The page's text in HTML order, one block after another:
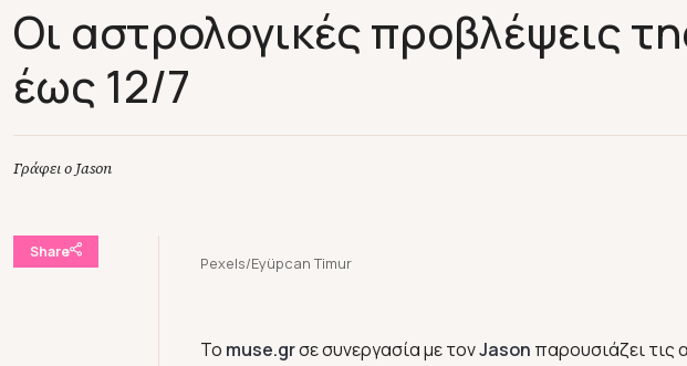
Οι αστρολογικές προβλέψεις
έως 12/7
Γράφει ο Jason
Share
Pexels/Eyüpcan Timur
To muse.grσε συνεργασία με τονJason παρουσιάζει τις